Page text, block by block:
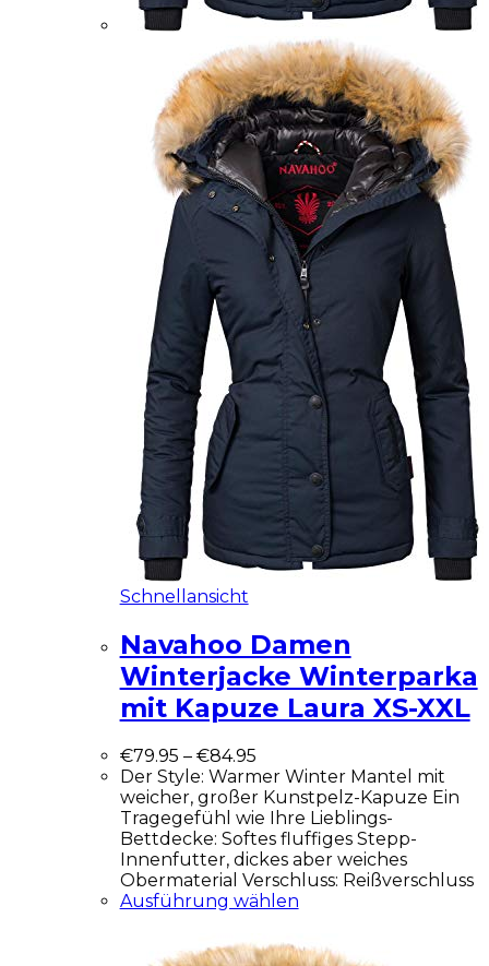
Schnellansicht
Navahoo Damen
Winterjacke Winterparka
mit Kapuze Laura XS-XXL
€79.95 – €84.95
Der Style: Warmer Winter Mantel mit
weicher, großer Kunstpelz-Kapuze Ein
Tragegefühl wie Ihre Lieblings-
Bettdecke: Softes fluffiges Stepp-
Innenfutter, dickes aber weiches
Obermaterial Verschluss: Reißverschluss
Ausführung wählen